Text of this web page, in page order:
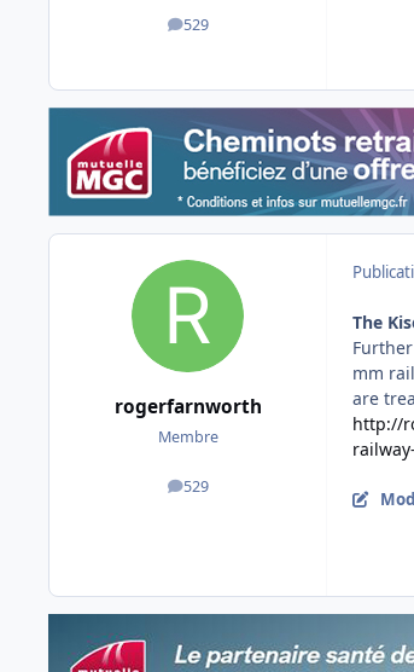
529
messages
rogerfarnworth
Membre
529
messages
The
mm
are
http://